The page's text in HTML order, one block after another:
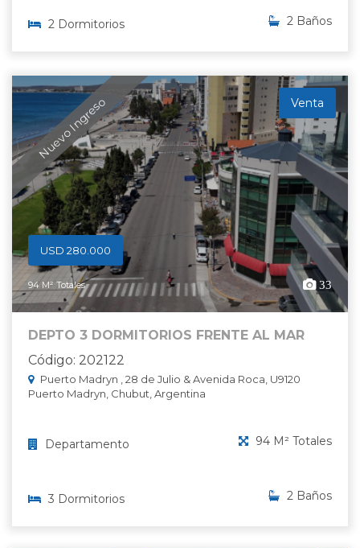
2 Dormitorios 2 Baños
Nuevo Ingreso Venta
USD 280.000
94 M² Totales 33
DEPTO 3 DORMITORIOS FRENTE AL MAR
Código: 202122
Puerto Madryn , 28 de Julio & Avenida Roca, U9120
Puerto Madryn, Chubut, Argentina
Departamento 94 M² Totales
3 Dormitorios 2 Baños